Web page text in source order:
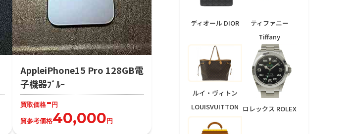
AppleiPhone15 Pro 128GB電
子機器ﾌﾞﾙｰ
買取価格-円
質参考価格40,000円
ディオール DIOR
ティファニー
Tiffany
ルイ・ヴィトン
LOUISVUITTON ロレックス ROLEX